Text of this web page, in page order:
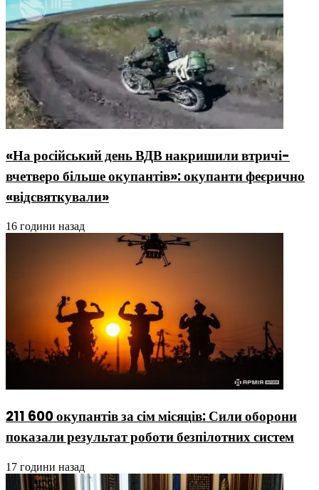
«На російський день ВДВ накришили втричі-
вчетверо більше окупантів»: окупанти феєрично
«відсвяткували»
16 години назад
211 600 окупантів за сім місяців: Сили оборони
показали результат роботи безпілотних систем
17 години назад